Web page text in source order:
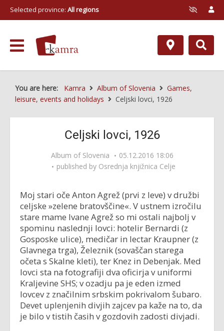
Selected province: All regions
You are here: Kamra Album of Slovenia
Games,
leisure, events and holidays
Celjski lovci, 1926
Celjski lovci, 1926
Album of Slovenia
05.12.2016 18:06
published by Osrednja knjižnica Celje
Moj stari oče Anton Agrež (prvi z leve) v družbi
celjske »zelene bratovščine«. V ustnem izročilu
stare mame Ivane Agrež so mi ostali najbolj v
spominu naslednji lovci: hotelir Bernardi (z
Gosposke ulice), medičar in lectar Kraupner (z
Glavnega trga), Železnik (sovaščan starega
očeta s Skalne kleti), ter Knez in Debenjak. Med
lovci sta na fotografiji dva oficirja v uniformi
Kraljevine SHS; v ozadju pa je eden izmed
lovcev z značilnim srbskim pokrivalom šubaro.
Devet uplenjenih divjih zajcev pa kaže na to, da
je bilo v tistih časih v gozdovih zadosti divjadi.